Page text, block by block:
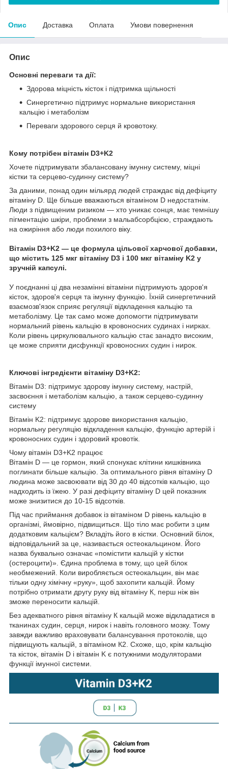
Опис Доставка Оплата Умови повернення
Опис
Основні переваги та дії:
Здорова міцність кісток і підтримка щільності
Синергетично підтримує нормальне використання
кальцію і метаболізм
Переваги здорового серця й кровотоку.
Кому потрібен вітамін D3+K2
Хочете підтримувати збалансовану імунну систему, міцні
кістки та серцево-судинну систему?
За даними, понад один мільярд людей страждає від дефіциту
вітаміну D. Ще більше вважаються вітаміном D недостатнім.
Люди з підвищеним ризиком — хто уникає сонця, має темнішу
пігментацію шкіри, проблеми з мальабсорбцією, страждають
на ожиріння або люди похилого віку.
Вітамін D3+K2 — це формула цільової харчової добавки,
що містить 125 мкг вітаміну D3 і 100 мкг вітаміну K2 у
зручній капсулі.
У поєднанні ці два незамінні вітаміни підтримують здоров'я
кісток, здоров'я серця та імунну функцію. Їхній синергетичний
взаємозв'язок сприяє регуляції відкладення кальцію та
метаболізму. Це так само може допомогти підтримувати
нормальний рівень кальцію в кровоносних судинах і нирках.
Коли рівень циркулювального кальцію стає занадто високим,
це може сприяти дисфункції кровоносних судин і нирок.
Ключові інгредієнти вітаміну D3+K2:
Вітамін D3: підтримує здорову імунну систему, настрій,
засвоєння і метаболізм кальцію, а також серцево-судинну
систему
Вітамін K2: підтримує здорове використання кальцію,
нормальну регуляцію відкладення кальцію, функцію артерій і
кровоносних судин і здоровий кровотік.
Чому вітамін D3+K2 працює
Вітамін D — це гормон, який спонукає клітини кишківника
поглинати більше кальцію. За оптимального рівня вітаміну D
людина може засвоювати від 30 до 40 відсотків кальцію, що
надходить із їжею. У разі дефіциту вітаміну D цей показник
може знизитися до 10-15 відсотків.
Під час приймання добавок із вітаміном D рівень кальцію в
організмі, ймовірно, підвищиться. Що тіло має робити з цим
додатковим кальцієм? Вкладіть його в кістки. Основний білок,
відповідальний за це, називається остеокальцином. Його
назва буквально означає «помістити кальцій у кістки
(остероцити)». Єдина проблема в тому, що цей білок
необмежений. Коли виробляється остеокальцин, він має
тільки одну хімічну «руку», щоб захопити кальцій. Йому
потрібно отримати другу руку від вітаміну К, перш ніж він
зможе переносити кальцій.
Без адекватного рівня вітаміну К кальцій може відкладатися в
тканинах судин, серця, нирок і навіть головного мозку. Тому
завжди важливо враховувати балансування протоколів, що
підвищують кальцій, з вітаміном К2. Схоже, що, крім кальцію
та кісток, вітамін D і вітамін K є потужними модуляторами
функції імунної системи.